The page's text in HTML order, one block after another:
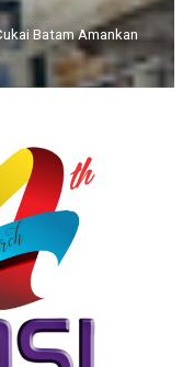
Pipa yang Rusak